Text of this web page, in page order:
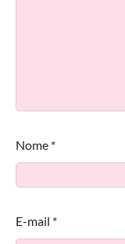
Nome *
E-mail *